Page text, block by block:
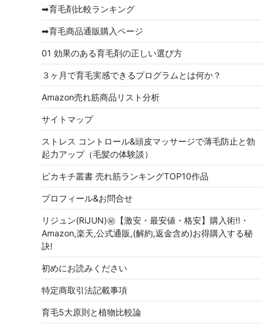
➡育毛剤比較ランキング
➡育毛商品通販購入ページ
01 効果のある育毛剤の正しい選び方
３ヶ月で育毛実感できるプログラムとは何か？
Amazon売れ筋商品リスト分析
サイトマップ
ストレス コントロール&頭皮マッサージで薄毛防止と勃
起力アップ（毛髪の体験談）
ピカキチ叢書 売れ筋ランキングTOP10作品
プロフィール&お問合せ
リジュン(RiJUN)㊙【激安・最安値・格安】購入術!!・
Amazon,楽天,公式通販,(解約,返金含め)お得購入する秘
訣!
初めにお読みください
特定商取引法記載事項
育毛5大原則と植物比較論